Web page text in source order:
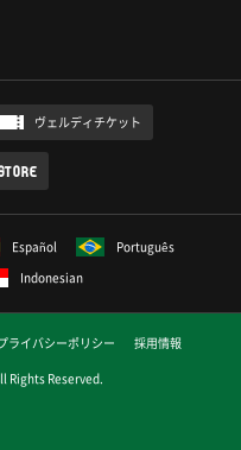
ヴェルディチケット
Español
Português
Indonesian
ライバシーポリシー
採用情報
Rights Reserved.